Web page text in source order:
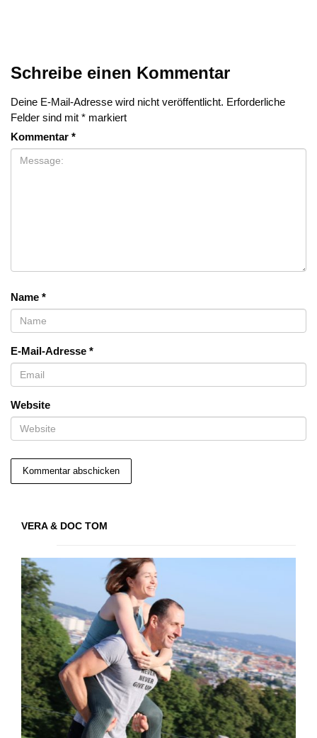
Schreibe einen Kommentar
Deine E-Mail-Adresse wird nicht veröffentlicht. Erforderliche
Felder sind mit * markiert
Kommentar *
Name *
E-Mail-Adresse *
Website
VERA & DOC TOM